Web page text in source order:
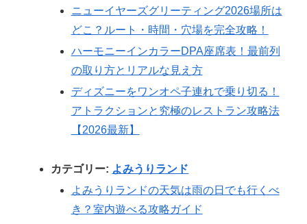
ニューイヤーズグリーティング2026場所は
どこ？ルート・時間・穴場を完全攻略！
ハーモニーインカラーDPA座席表！最前列
の取り方とリアルな見え方
ディズニーをワンオペ子連れで乗り切る！
アトラクションと究極のレストラン攻略法
【2026最新】
カテゴリー: よみうりランド
よみうりランドの天気は雨の日でも行くべ
き？室内遊べる攻略ガイド